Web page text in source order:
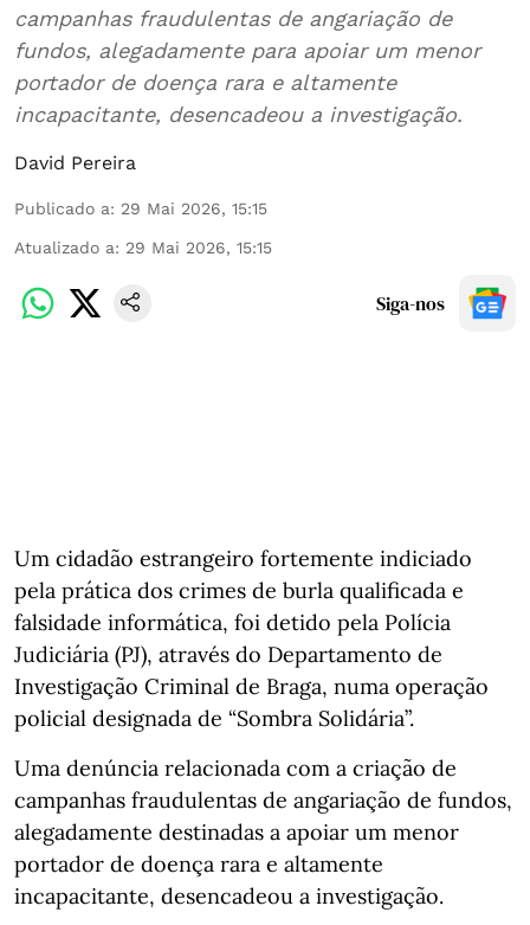
campanhas fraudulentas de angariação de
fundos, alegadamente para apoiar um menor
portador de doença rara e altamente
incapacitante, desencadeou a investigação.
David Pereira
Publicado a: 29 Mai 2026, 15:15
Atualizado a: 29 Mai 2026, 15:15
Siga-nos
Um cidadão estrangeiro fortemente indiciado
pela prática dos crimes de burla qualificada e
falsidade informática, foi detido pela Polícia
Judiciária (PJ), através do Departamento de
Investigação Criminal de Braga, numa operação
policial designada de “Sombra Solidária”.
Uma denúncia relacionada com a criação de
campanhas fraudulentas de angariação de fundos,
alegadamente destinadas a apoiar um menor
portador de doença rara e altamente
incapacitante, desencadeou a investigação.